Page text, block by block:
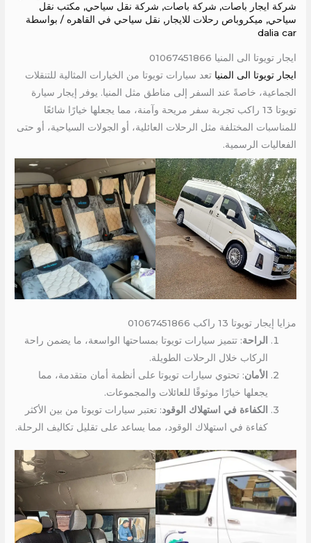
شركة ايجار باصات, شركة باصات, شركة نقل سياحي, مكتب نقل
سياحي, ميكروباص رحلات للايجار, نقل سياحي في القاهره / بواسطة
dalia car
ايجار تويوتا الى المنيا 01067451866
ايجار تويوتا الى المنيا تعد سيارات تويوتا من الخيارات المثالية للتنقلات
الجماعية، خاصةً عند السفر إلى مناطق مثل المنيا. يوفر إيجار سيارة
تويوتا 13 راكب تجربة سفر مريحة وآمنة، مما يجعلها خيارًا شائعًا
للمناسبات المختلفة مثل الرحلات العائلية، أو الجولات السياحية، أو حتى
الفعاليات الرسمية.
مزايا إيجار تويوتا 13 راكب 01067451866
الراحة: تتميز سيارات تويوتا بمساحتها الواسعة، ما يضمن راحة
الركاب خلال الرحلات الطويلة.
الأمان: تحتوي سيارات تويوتا على أنظمة أمان متقدمة، مما
يجعلها خيارًا موثوقًا للعائلات والمجموعات.
الكفاءة في استهلاك الوقود: تعتبر سيارات تويوتا من بين الأكثر
كفاءة في استهلاك الوقود، مما يساعد على تقليل تكاليف الرحلة.